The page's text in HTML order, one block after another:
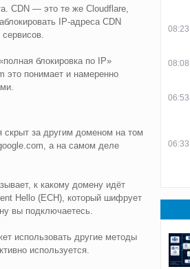
CDN — это те же Cloudflare,
IP-адреса CDN
блокировка по IP»
это понимает и намеренно
скрыт за другим доменом на том
а на самом деле
к какому домену идёт
Hello (ECH), который шифрует
вы подключаетесь.
использовать другие методы
используется.
08:23
08:08
06:53
06:33